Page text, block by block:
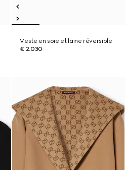
Veste en soie et laine réversible
€ 2.030